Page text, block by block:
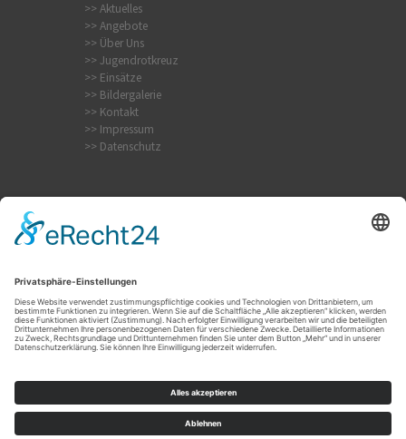
>> Aktuelles
>> Angebote
>> Über Uns
>> Jugendrotkreuz
>> Einsätze
>> Bildergalerie
>> Kontakt
>> Impressum
>> Datenschutz
Internistischer Notfall
Krampfanfall